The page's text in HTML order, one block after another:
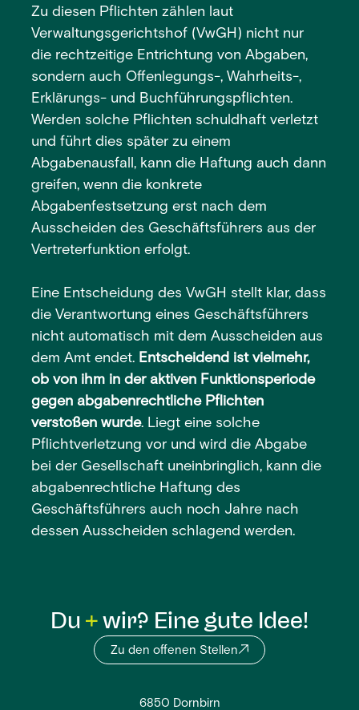
Zu diesen Pflichten zählen laut
Verwaltungsgerichtshof (VwGH) nicht nur
die rechtzeitige Entrichtung von Abgaben,
sondern auch Offenlegungs-, Wahrheits-,
Erklärungs- und Buchführungspflichten.
Werden solche Pflichten schuldhaft verletzt
und führt dies später zu einem
Abgabenausfall, kann die Haftung auch dann
greifen, wenn die konkrete
Abgabenfestsetzung erst nach dem
Ausscheiden des Geschäftsführers aus der
Vertreterfunktion erfolgt.
Eine Entscheidung des VwGH stellt klar, dass
die Verantwortung eines Geschäftsführers
nicht automatisch mit dem Ausscheiden aus
dem Amt endet. Entscheidend ist vielmehr,
ob von ihm in der aktiven Funktionsperiode
gegen abgabenrechtliche Pflichten
verstoßen wurde. Liegt eine solche
Pflichtverletzung vor und wird die Abgabe
bei der Gesellschaft uneinbringlich, kann die
abgabenrechtliche Haftung des
Geschäftsführers auch noch Jahre nach
dessen Ausscheiden schlagend werden.
Du wir? Eine gute Idee!
Zu den offenen Stellen
6850 Dornbirn